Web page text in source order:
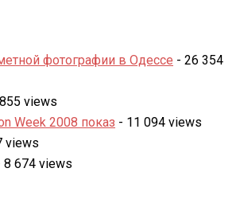
фотографии в Одессе - 26 354
views
Week 2008 показ - 11 094 views
views
8 674 views